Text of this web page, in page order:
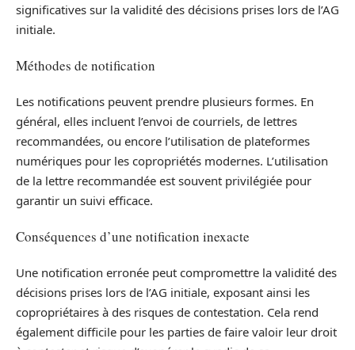
significatives sur la validité des décisions prises lors de l’AG
initiale.
Méthodes de notification
Les notifications peuvent prendre plusieurs formes. En
général, elles incluent l’envoi de courriels, de lettres
recommandées, ou encore l’utilisation de plateformes
numériques pour les copropriétés modernes. L’utilisation
de la lettre recommandée est souvent privilégiée pour
garantir un suivi efficace.
Conséquences d’une notification inexacte
Une notification erronée peut compromettre la validité des
décisions prises lors de l’AG initiale, exposant ainsi les
copropriétaires à des risques de contestation. Cela rend
également difficile pour les parties de faire valoir leur droit